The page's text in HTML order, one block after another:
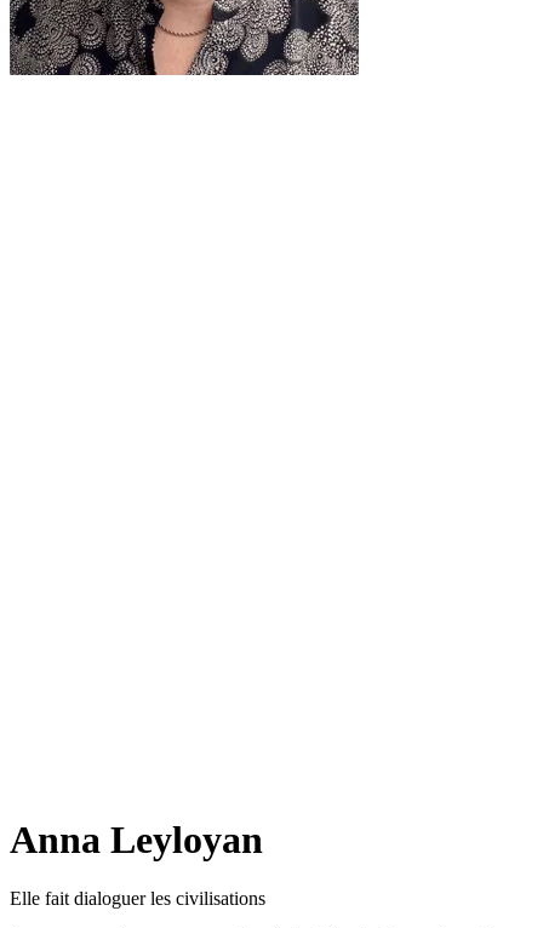
Anna Leyloyan
Elle fait dialoguer les civilisations